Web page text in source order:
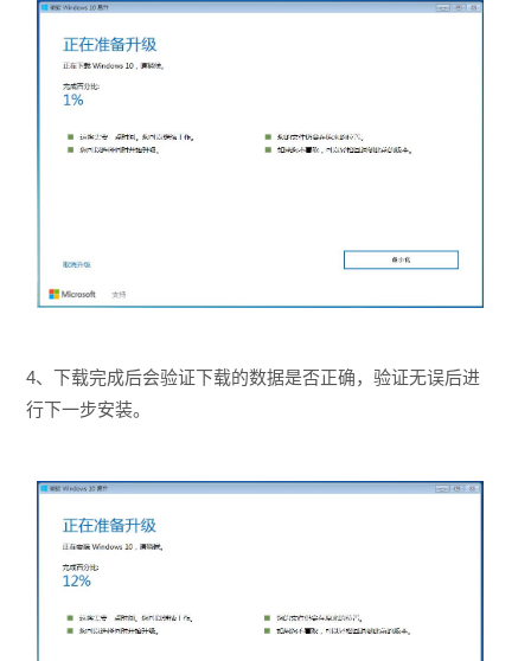
4、下载完成后会验证下载的数据是否正确，验证无误后进
行下一步安装。